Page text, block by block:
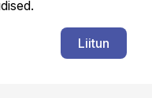
Liitun